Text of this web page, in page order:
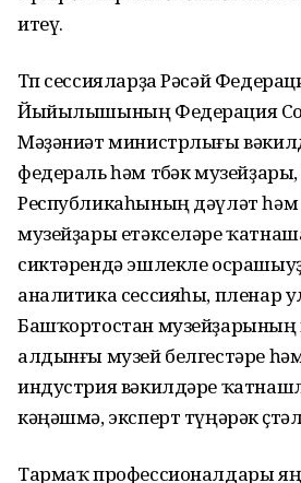
итеү.
Төп сессияларҙа Рәсәй
Йыйылышының Федерация
Мәҙәниәт министрлығы
федераль һәм төбәк
Республикаһының дәүләт
музейҙары етәкселәре
сиктәрендә эшлекле
аналитика сессияһы, пленар
Башҡортостан музейҙарының
алдынғы музей белгестәре
индустрия вәкилдәре
кәңәшмә, эксперт түңәрәк
Тармаҡ профессионалдары